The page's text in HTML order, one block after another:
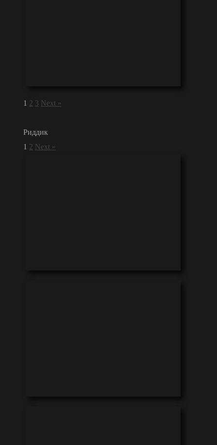
1 2 3 Next »
Риддик
1 2 Next »